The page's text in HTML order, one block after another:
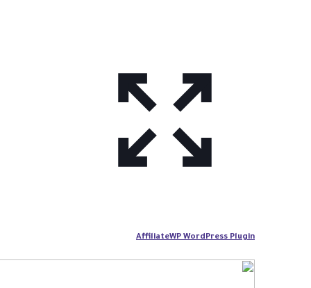
AffiliateWP WordPress Plugin